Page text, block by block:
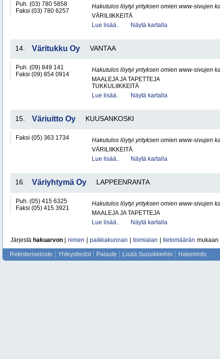
Puh. (03) 780 5858
Faksi (03) 780 6257
Hakutulos löytyi yrityksen omien www-sivujen
VÄRILIIKKEITÄ
Lue lisää..
Näytä kartalla
14. Väritukku Oy VANTAA
Puh. (09) 849 141
Faksi (09) 854 0914
Hakutulos löytyi yrityksen omien www-sivujen
MAALEJA JA TAPETTEJA
TUKKULIIKKEITÄ
Lue lisää..
Näytä kartalla
15. Väriuitto Oy KUUSANKOSKI
Faksi (05) 363 1734
Hakutulos löytyi yrityksen omien www-sivujen
VÄRILIIKKEITÄ
Lue lisää..
Näytä kartalla
16. Väriyhtymä Oy LAPPEENRANTA
Puh. (05) 415 6325
Faksi (05) 415 3921
Hakutulos löytyi yrityksen omien www-sivujen
MAALEJA JA TAPETTEJA
Lue lisää..
Näytä kartalla
Järjestä hakuarvon nimen paikkakunnan toimialan tietomäärän mukaan
Rekisteriseloste Yhteystiedot Palaute Lisää Suosikkeihin Hakemisto